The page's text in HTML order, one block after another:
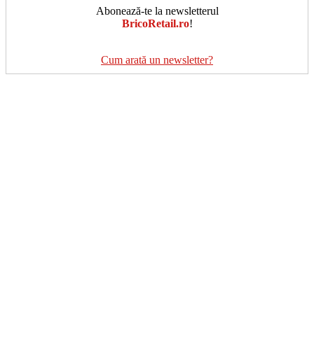
Abonează-te la newsletterul
BricoRetail.ro!
Cum arată un newsletter?